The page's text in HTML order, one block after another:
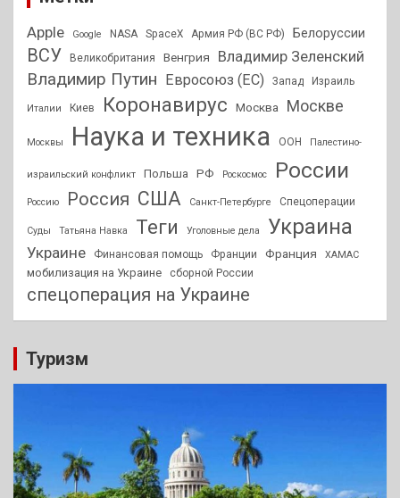
Apple Google NASA SpaceX Армия РФ (ВС РФ) Белоруссии
ВСУ Великобритания Венгрия Владимир Зеленский
Владимир Путин Евросоюз (ЕС) Запад Израиль
Италии Киев Коронавирус Москва Москве
Москвы Наука и техника ООН Палестино-
израильский конфликт Польша РФ Роскосмос России
Россию Россия США Санкт-Петербурге Спецоперации
Суды Татьяна Навка Теги Уголовные дела Украина
Украине Финансовая помощь Франции Франция ХАМАС
мобилизация на Украине сборной России
спецоперация на Украине
Туризм